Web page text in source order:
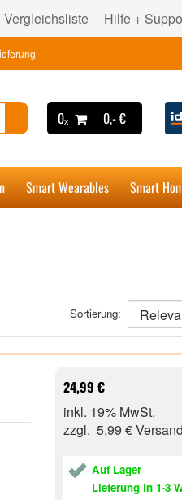
Vergleichsliste Hilfe +
0ₓ 0,- €
Smart Wearables Smart
Sortierung:
24,99 €
inkl. 19% MwSt.
zzgl. 5,99 €
Auf Lager
Lieferung in 1-3